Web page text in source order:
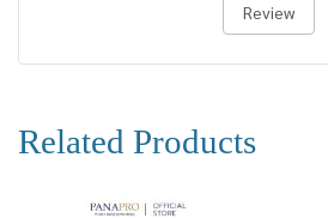
Review
Related Products